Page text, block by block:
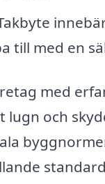
till med en
med
lugn och